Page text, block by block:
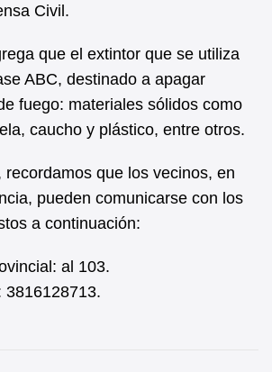
Civil.
que el extintor que se utiliza
ABC, destinado a apagar
fuego: materiales sólidos como
caucho y plástico, entre otros.
recordamos que los vecinos, en
pueden comunicarse con los
a continuación:
al 103.
3816128713.